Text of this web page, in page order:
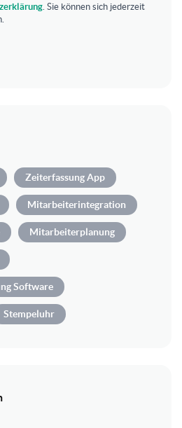
. Sie können sich jederzeit
Zeiterfassung App
Mitarbeiterintegration
Mitarbeiterplanung
Software
Stempeluhr